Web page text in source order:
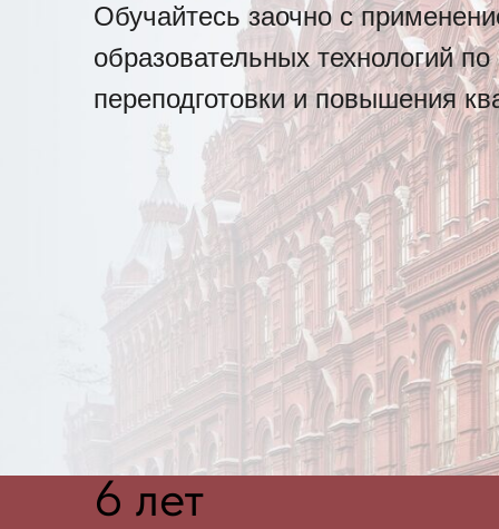
Обучайтесь заочно с
образовательных технологий
переподготовки и повышения
6 лет